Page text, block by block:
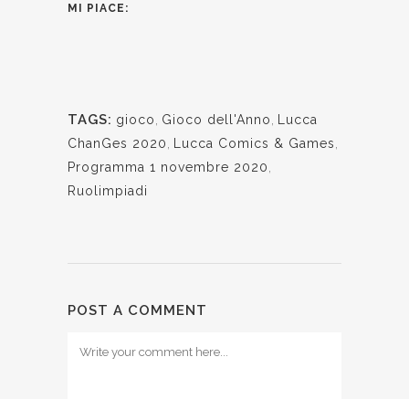
MI PIACE:
TAGS: gioco Gioco dell'Anno
Lucca
ChanGes 2020
Lucca Comics & Games
Programma 1 novembre 2020
Ruolimpiadi
POST A COMMENT